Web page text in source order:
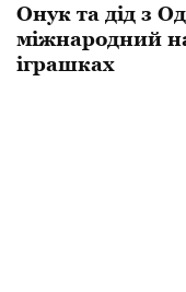
​Онук та дід з
міжнародний
іграшках